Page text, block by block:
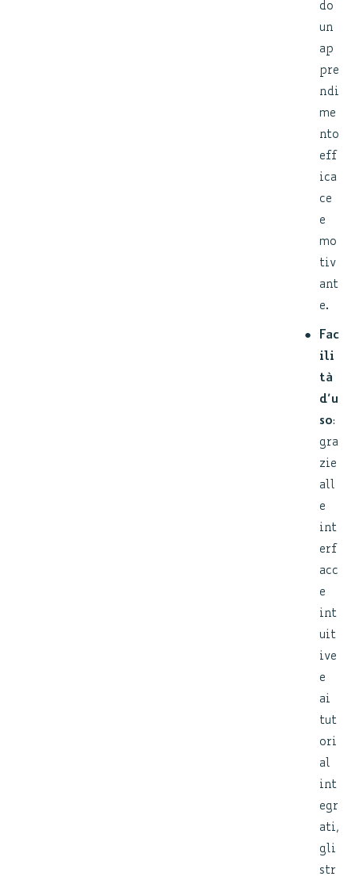
do
un
ap
pre
ndi
me
nto
eff
ica
ce
e
mo
tiv
ant
e.
Fac
ili
tà
d’u
so:
gra
zie
all
e
int
erf
acc
e
int
uit
ive
e
ai
tut
ori
al
int
egr
ati,
gli
str